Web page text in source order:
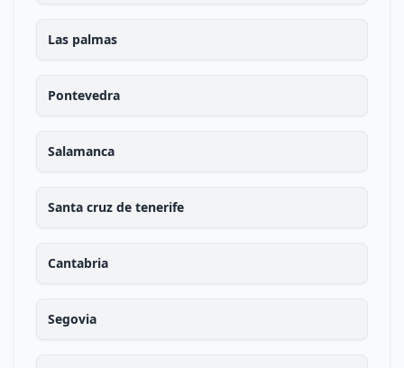
Las palmas
Pontevedra
Salamanca
Santa cruz de tenerife
Cantabria
Segovia